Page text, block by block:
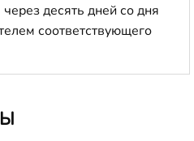
десять дней со дня
соответствующего